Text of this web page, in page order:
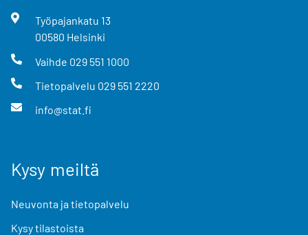
Työpajankatu 13
00580 Helsinki
Vaihde 029 551 1000
Tietopalvelu 029 551 2220
info@stat.fi
Kysy meiltä
Neuvonta ja tietopalvelu
Kysy tilastoista